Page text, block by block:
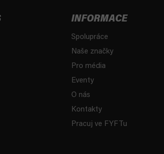
INFORMACE
Spolupráce
Naše značky
Pro média
Eventy
O nás
Kontakty
Pracuj ve FYFTu